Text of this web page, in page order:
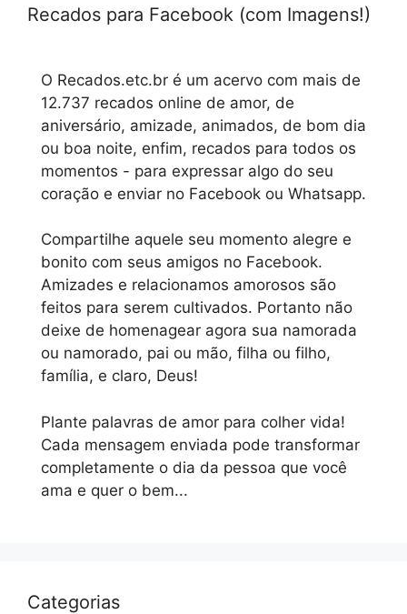
Recados para Facebook (com Imagens!)
O Recados.etc.br é um acervo com mais de
12.737 recados online de amor, de
aniversário, amizade, animados, de bom dia
ou boa noite, enfim, recados para todos os
momentos - para expressar algo do seu
coração e enviar no Facebook ou Whatsapp.
Compartilhe aquele seu momento alegre e
bonito com seus amigos no Facebook.
Amizades e relacionamos amorosos são
feitos para serem cultivados. Portanto não
deixe de homenagear agora sua namorada
ou namorado, pai ou mão, filha ou filho,
família, e claro, Deus!
Plante palavras de amor para colher vida!
Cada mensagem enviada pode transformar
completamente o dia da pessoa que você
ama e quer o bem...
Categorias